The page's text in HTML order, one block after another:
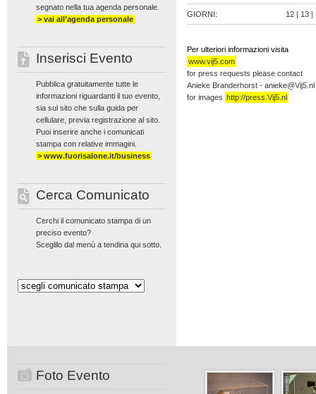
segnato nella tua agenda personale.
> vai all’agenda personale
Inserisci Evento
Pubblica gratuitamente tutte le
informazioni riguardanti il tuo evento,
sia sul sito che sulla guida per
cellulare, previa registrazione al sito.
Puoi inserire anche i comunicati
stampa con relative immagini.
> www.fuorisalone.it/business
Cerca Comunicato
Cerchi il comunicato stampa di un
preciso evento?
Sceglilo dal menù a tendina qui sotto.
GIORNI: 12 | 13 |
Per ulteriori informazioni visita
www.vij5.com
for press requests please contact
Anieke Branderhorst - anieke@Vij5.nl
for images http://press.Vij5.nl
Foto Evento